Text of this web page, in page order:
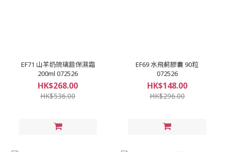
EF71 山羊奶琉璃苣保濕霜
200ml 072526
HK$268.00
HK$536.00
EF69 水飛薊膠囊 90粒
072526
HK$148.00
HK$296.00